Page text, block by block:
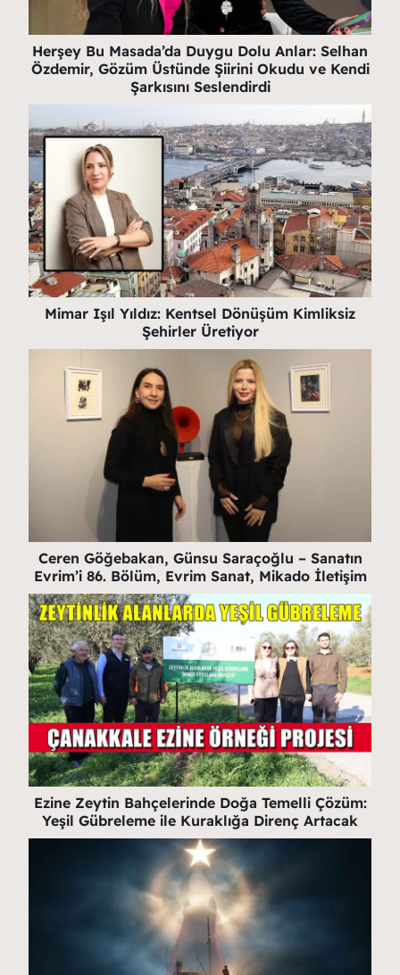
Herşey Bu Masada’da Duygu Dolu Anlar: Selhan
Özdemir, Gözüm Üstünde Şiirini Okudu ve Kendi
Şarkısını Seslendirdi
Mimar Işıl Yıldız: Kentsel Dönüşüm Kimliksiz
Şehirler Üretiyor
Ceren Göğebakan, Günsu Saraçoğlu – Sanatın
Evrim’i 86. Bölüm, Evrim Sanat, Mikado İletişim
Ezine Zeytin Bahçelerinde Doğa Temelli Çözüm:
Yeşil Gübreleme ile Kuraklığa Direnç Artacak